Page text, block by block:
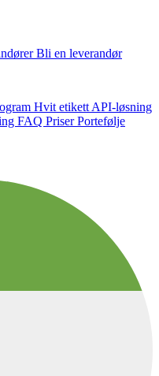
Bli en leverandør
Hvit etikett API-løsning
FAQ PriserPortefølje